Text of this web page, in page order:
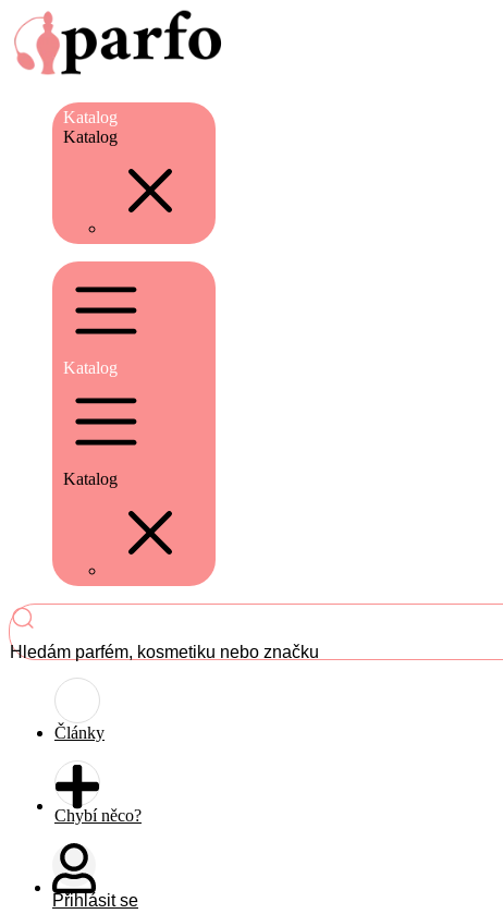
Katalog
Katalog
Katalog
Katalog
Hledám parfém, kosmetiku nebo značku
Články
Chybí něco?
Přihlásit se